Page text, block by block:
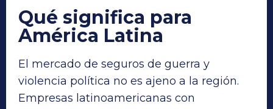
Qué significa para
América Latina
El mercado de seguros de guerra y
violencia política no es ajeno a la región.
Empresas latinoamericanas con